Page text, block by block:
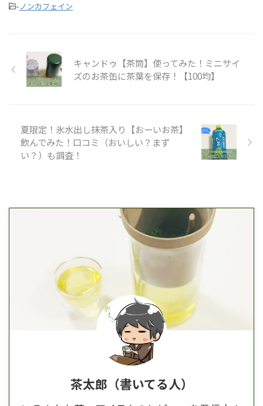
-ノンカフェイン
キャンドゥ【茶筒】使ってみた！ミニサイ
ズのお茶缶に茶葉を保存！【100均】
夏限定！氷水出し抹茶入り【おーいお茶】
飲んでみた！口コミ（おいしい？まず
い？）も調査！
茶太郎（書いてる人）